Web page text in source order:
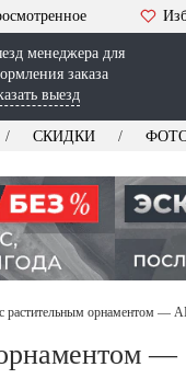
менеджера для
заказа
выезд
СКИДКИ
растительным орнаментом —
—